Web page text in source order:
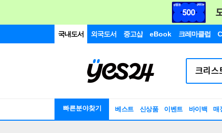
국내도서 외국도서 중고샵 eBook 크레마클럽
빠른분야찾기 베스트 신상품 이벤트 바이백 매